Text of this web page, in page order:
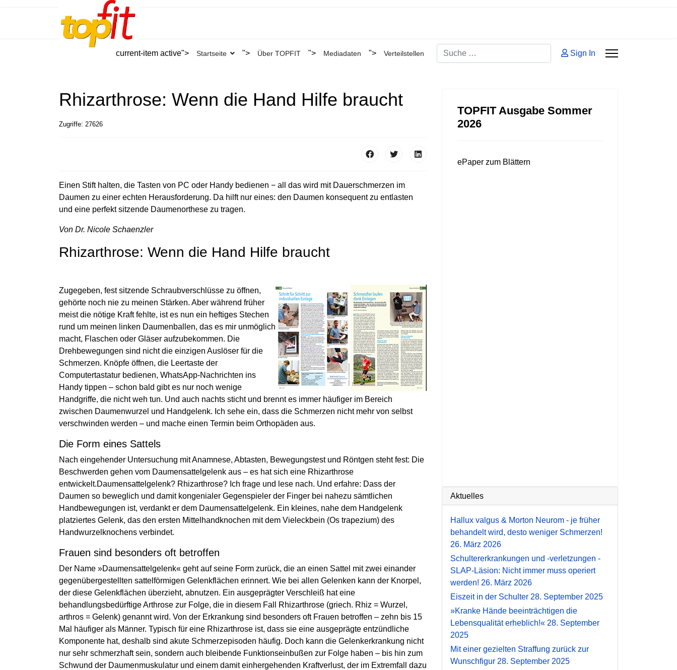
current-item active"> Startseite "> Über TOPFIT "> Mediadaten "> Verteilstellen Suchen Sign In
Rhizarthrose: Wenn die Hand Hilfe braucht
Zugriffe: 27626
Einen Stift halten, die Tasten von PC oder Handy bedienen − all das wird mit Dauerschmerzen im
Daumen zu einer echten Herausforderung. Da hilft nur eines: den Daumen konsequent zu entlasten
und eine perfekt sitzende Daumenorthese zu tragen.
Von Dr. Nicole Schaenzler
Rhizarthrose: Wenn die Hand Hilfe braucht
Zugegeben, fest sitzende Schraubverschlüsse zu öffnen,
gehörte noch nie zu meinen Stärken. Aber während früher
meist die nötige Kraft fehlte, ist es nun ein heftiges Stechen
rund um meinen linken Daumenballen, das es mir unmöglich
macht, Flaschen oder Gläser aufzubekommen. Die
Drehbewegungen sind nicht die einzigen Auslöser für die
Schmerzen. Knöpfe öffnen, die Leertaste der
Computertastatur bedienen, WhatsApp-Nachrichten ins
Handy tippen – schon bald gibt es nur noch wenige
Handgriffe, die nicht weh tun. Und auch nachts sticht und brennt es immer häufiger im Bereich
zwischen Daumenwurzel und Handgelenk. Ich sehe ein, dass die Schmerzen nicht mehr von selbst
verschwinden werden – und mache einen Termin beim Orthopäden aus.
Die Form eines Sattels
Nach eingehender Untersuchung mit Anamnese, Abtasten, Bewegungstest und Röntgen steht fest: Die
Beschwerden gehen vom Daumensattelgelenk aus – es hat sich eine Rhizarthrose
entwickelt.Daumensattelgelenk? Rhizarthrose? Ich frage und lese nach. Und erfahre: Dass der
Daumen so beweglich und damit kongenialer Gegenspieler der Finger bei nahezu sämtlichen
Handbewegungen ist, verdankt er dem Daumensattelgelenk. Ein kleines, nahe dem Handgelenk
platziertes Gelenk, das den ersten Mittelhandknochen mit dem Vieleckbein (Os trapezium) des
Handwurzelknochens verbindet.
Frauen sind besonders oft betroffen
Der Name »Daumensattelgelenk« geht auf seine Form zurück, die an einen Sattel mit zwei einander
gegenübergestellten sattelförmigen Gelenkflächen erinnert. Wie bei allen Gelenken kann der Knorpel,
der diese Gelenkflächen überzieht, abnutzen. Ein ausgeprägter Verschleiß hat eine
behandlungsbedürftige Arthrose zur Folge, die in diesem Fall Rhizarthrose (griech. Rhiz = Wurzel,
arthros = Gelenk) genannt wird. Von der Erkrankung sind besonders oft Frauen betroffen – zehn bis 15
Mal häufiger als Männer. Typisch für eine Rhizarthrose ist, dass sie eine ausgeprägte entzündliche
Komponente hat, deshalb sind akute Schmerzepisoden häufig. Doch kann die Gelenkerkrankung nicht
nur sehr schmerzhaft sein, sondern auch bleibende Funktionseinbußen zur Folge haben – bis hin zum
Schwund der Daumenmuskulatur und einem damit einhergehenden Kraftverlust, der im Extremfall dazu
TOPFIT Ausgabe Sommer
2026
ePaper zum Blättern
Aktuelles
Hallux valgus & Morton Neurom - je früher
behandelt wird, desto weniger Schmerzen!
26. März 2026
Schultererkrankungen und -verletzungen -
SLAP-Läsion: Nicht immer muss operiert
werden! 26. März 2026
Eiszeit in der Schulter 28. September 2025
»Kranke Hände beeinträchtigen die
Lebensqualität erheblich!« 28. September
2025
Mit einer gezielten Straffung zurück zur
Wunschfigur 28. September 2025